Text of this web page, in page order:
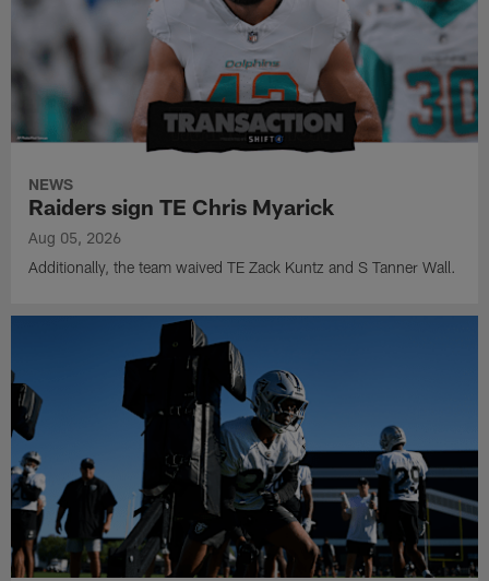
NEWS
Raiders sign TE Chris Myarick
Aug 05, 2026
Additionally, the team waived TE Zack Kuntz and S Tanner Wall.